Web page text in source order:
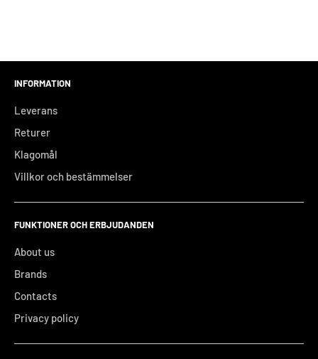
INFORMATION
Leverans
Returer
Klagomål
Villkor och bestämmelser
FUNKTIONER OCH ERBJUDANDEN
About us
Brands
Contacts
Privacy policy